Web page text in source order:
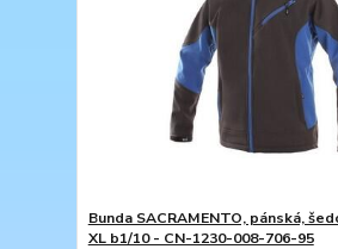
Bunda SACRAMENTO, pánská,
XL b1/10 - CN-1230-008-706-95